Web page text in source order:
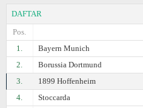
DAFTAR
Pos.
1.
Bayern Munich
2.
Borussia Dortmund
3.
1899 Hoffenheim
4.
Stoccarda